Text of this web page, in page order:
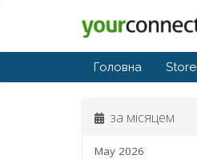
Головна Store
за місяцем
May 2026